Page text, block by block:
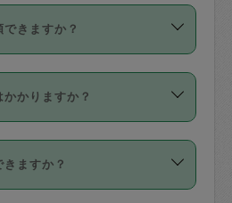
場合、損害保険の対象外
バックグラウンドの方が
。
方など様々です。
いますので、各自の得意
。タスカジさんトレーニ
たセルフトレーニングの
を受け、合格したタスカ
れています。
の講評は１件目のレビュ
ジさんとの間でタスカジ
た作業時間内での作業に
作業範囲は、掃除、洗
物を壊したり、人にけが
場合が対象で、補償金額
きますか？
を起点に3日後（72時間
ら受付可能となっていま
「募集」をかけることが
かりますか？
は、以下の2種類がありま
ますか？